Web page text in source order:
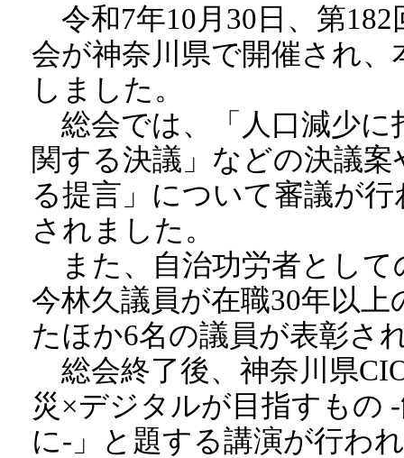
令和7年10月30日、第
会が神奈川県で開催され
しました。
総会では、「人口減少に
関する決議」などの決議
る提言」について審議が
されました。
また、自治功労者として
今林久議員が在職30年以
たほか6名の議員が表彰さ
総会終了後、神奈川県
災×デジタルが目指すもの
に-」と題する講演が行わ